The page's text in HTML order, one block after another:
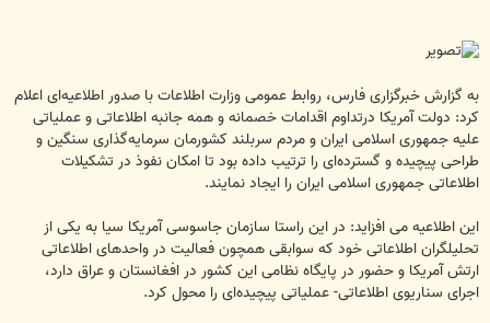
به گزارش خبرگزاری فارس، روابط عمومی وزارت اطلاعات با صدور اطلاعیه‌ای اعلام
کرد: دولت آمریکا درتداوم اقدامات خصمانه و همه جانبه اطلاعاتی و عملیاتی
علیه جمهوری اسلامی ایران و مردم سربلند کشورمان سرمایه‌گذاری سنگین و
طراحی پیچیده و گسترده‌ای را ترتیب داده بود تا امکان نفوذ در تشکیلات
اطلاعاتی جمهوری اسلامی ایران را ایجاد نمایند.
این اطلاعیه می افزاید:‌ در این راستا سازمان جاسوسی آمریکا سیا به یکی از
تحلیلگران اطلاعاتی خود که سوابقی همچون فعالیت در واحدهای اطلاعاتی
ارتش آمریکا و حضور در پایگاه نظامی این کشور در افغانستان و عراق دارد،
اجرای سناریوی اطلاعاتی- عملیاتی پیچیده‌ای را محول کرد.